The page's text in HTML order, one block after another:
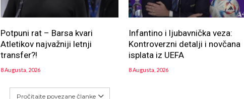
Potpuni rat – Barsa kvari
Atletikov najvažniji letnji
transfer?!
8 Augusta, 2026
Infantino i ljubavnička veza:
Kontroverzni detalji i novčana
isplata iz UEFA
8 Augusta, 2026
Pročitajte povezane članke